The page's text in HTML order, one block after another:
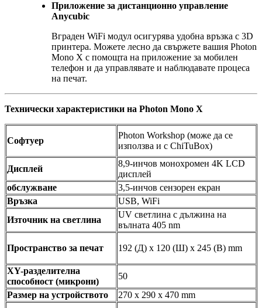
Приложение за дистанционно управление
Anycubic
Вграден WiFi модул осигурява удобна връзка с 3D
принтера. Можете лесно да свържете вашия Photon
Mono X с помощта на приложение за мобилен
телефон и да управлявате и наблюдавате процеса
на печат.
Технически характеристики на Photon Mono X
Софтуер
Photon Workshop (може да се
използва и с ChiTuBox)
Дисплей
8,9-инчов монохромен 4K LCD
дисплей
обслужване
3,5-инчов сензорен екран
Връзка
USB, WiFi
Източник на светлина
UV светлина с дължина на
вълната 405 nm
Пространство за печат 192 (Д) x 120 (Ш) x 245 (В) mm
XY-разделителна
способност (микрони)
50
Размер на устройството
270 x 290 x 470 mm